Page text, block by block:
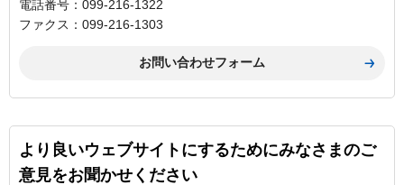
電話番号：099-216-1322
ファクス：099-216-1303
より良いウェブサイトにするためにみなさまのご
意見をお聞かせください